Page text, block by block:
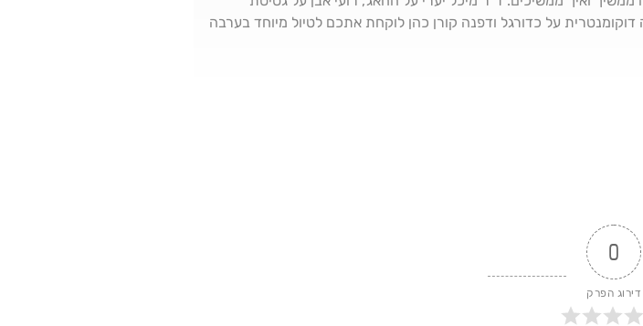
על כדורגל ודפנה קורן כהן לוקחת אתכם לטיול מיוחד בערבה
0
דירוג הפרק